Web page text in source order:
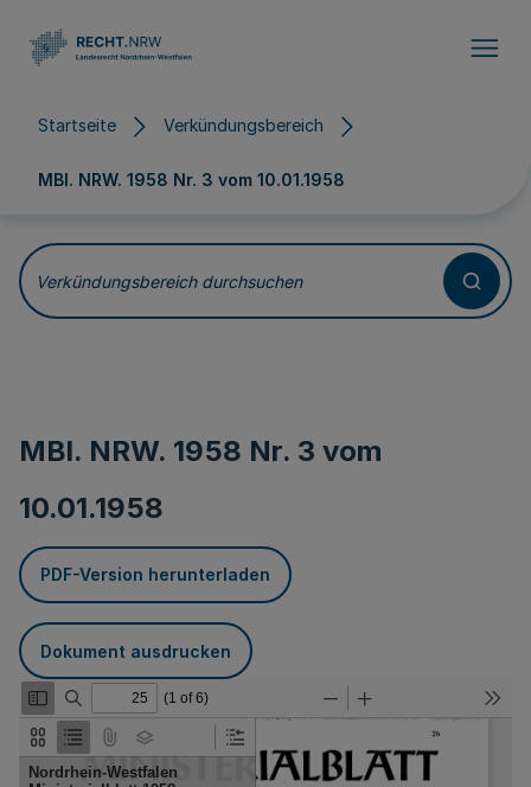
Startseite Verkündungsbereich
MBl. NRW. 1958 Nr. 3 vom 10.01.1958
Verkündungsbereich durchsuchen
MBl. NRW. 1958 Nr. 3 vom
10.01.1958
PDF-Version herunterladen
Dokument ausdrucken